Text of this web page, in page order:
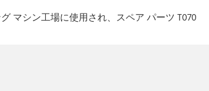
マシン工場に使用され、スペア パーツ T070